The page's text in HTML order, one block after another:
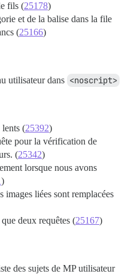
fils (25178)
et de la balise dans la file
(25166)
utilisateur dans <noscript>
lents (25392)
pour la vérification de
(25342)
lorsque nous avons
)
liées sont remplacées
deux requêtes (25167)
des sujets de MP utilisateur